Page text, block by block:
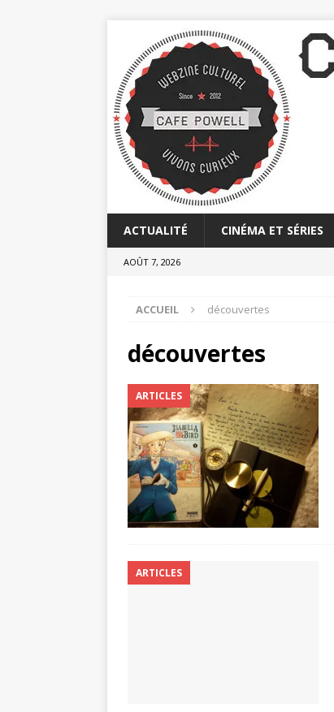
ACTUALITÉ CINÉMA ET SÉRIES
AOÛT 7, 2026
ACCUEIL découvertes
découvertes
ARTICLES
ARTICLES